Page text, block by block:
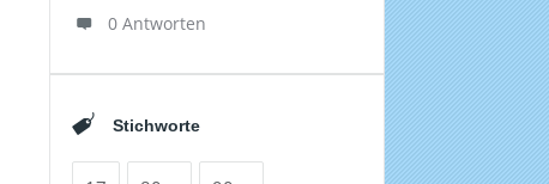
0 Antworten
Stichworte